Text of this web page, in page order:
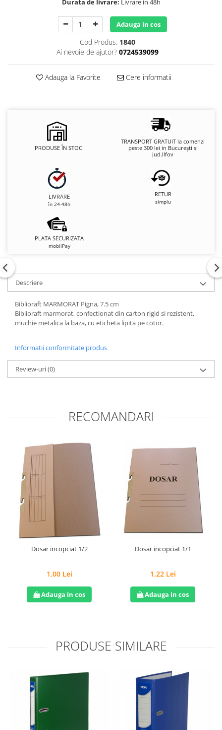
Adauga in cos
Cod Produs: 1840
Ai nevoie de ajutor? 0724539099
Adauga la Favorite Cere informatii
PRODUSE ÎN STOC!
TRANSPORT GRATUIT la comenzi
peste 300 lei in București și
jud.Ilfov
LIVRARE
în 24-48h
RETUR
simplu
PLATA SECURIZATA
mobilPay
Descriere
Biblioraft MARMORAT Pigna, 7.5 cm
Biblioraft marmorat, confectionat din carton rigid si rezistent,
muchie metalica la baza, cu eticheta lipita pe cotor.
Informatii conformitate produs
Review-uri(0)
RECOMANDARI
Dosar incopciat 1/2
1,00 Lei
Adauga in cos
Dosar incopciat 1/1
1,22 Lei
Adauga in cos
PRODUSE SIMILARE